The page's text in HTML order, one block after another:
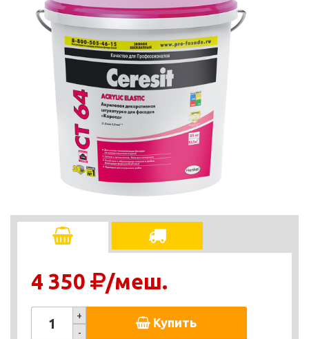
4 350 /меш.
+
-
Купить